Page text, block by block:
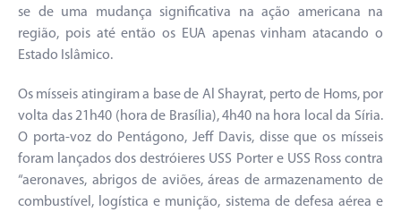
se de uma mudança significativa na ação americana na
região, pois até então os EUA apenas vinham atacando o
Estado Islâmico.
Os mísseis atingiram a base de Al Shayrat, perto de Homs, por
volta das 21h40 (hora de Brasília), 4h40 na hora local da Síria.
O porta-voz do Pentágono, Jeff Davis, disse que os mísseis
foram lançados dos destróieres USS Porter e USS Ross contra
“aeronaves, abrigos de aviões, áreas de armazenamento de
combustível, logística e munição, sistema de defesa aérea e